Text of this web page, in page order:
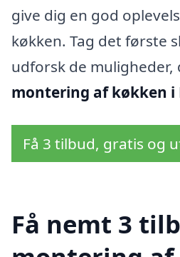
give dig en god
køkken. Tag det første
udforsk de
montering af køkken i
Få 3 tilbud, gratis og
Få nemt 3